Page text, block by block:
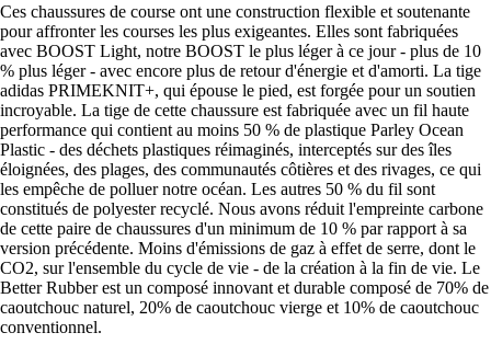
Ces chaussures de course ont une construction flexible et soutenante
pour affronter les courses les plus exigeantes. Elles sont fabriquées
avec BOOST Light, notre BOOST le plus léger à ce jour - plus de 10
% plus léger - avec encore plus de retour d'énergie et d'amorti. La tige
adidas PRIMEKNIT+, qui épouse le pied, est forgée pour un soutien
incroyable. La tige de cette chaussure est fabriquée avec un fil haute
performance qui contient au moins 50 % de plastique Parley Ocean
Plastic - des déchets plastiques réimaginés, interceptés sur des îles
éloignées, des plages, des communautés côtières et des rivages, ce qui
les empêche de polluer notre océan. Les autres 50 % du fil sont
constitués de polyester recyclé. Nous avons réduit l'empreinte carbone
de cette paire de chaussures d'un minimum de 10 % par rapport à sa
version précédente. Moins d'émissions de gaz à effet de serre, dont le
CO2, sur l'ensemble du cycle de vie - de la création à la fin de vie. Le
Better Rubber est un composé innovant et durable composé de 70% de
caoutchouc naturel, 20% de caoutchouc vierge et 10% de caoutchouc
conventionnel.